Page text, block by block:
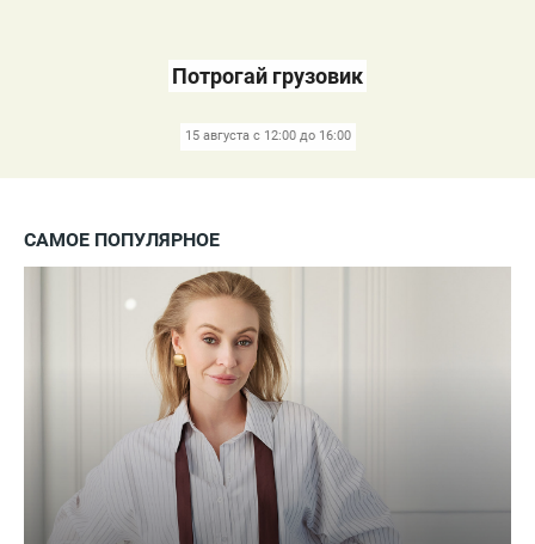
Потрогай грузовик
15 августа с 12:00 до 16:00
САМОЕ ПОПУЛЯРНОЕ